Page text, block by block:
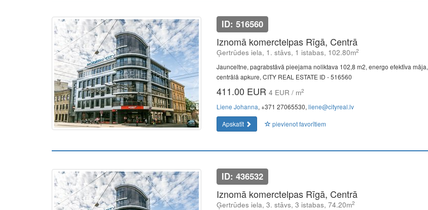
ID: 516560
Iznomā komerctelpas Rīgā, Centrā
Ģertrūdes iela, 1. stāvs, 1 istabas, 102.80m2
Jaunceltne, pagrabstāvā pieejama noliktava 102,8 m2, energo efektīva māja,
centrālā apkure, CITY REAL ESTATE ID - 516560
411.00 EUR 4 EUR / m2
Liene Johanna, +371 27065530, liene@cityreal.lv
Apskatīt
pievienot favorītiem
ID: 436532
Iznomā komerctelpas Rīgā, Centrā
Ģertrūdes iela, 3. stāvs, 3 istabas, 74.20m2